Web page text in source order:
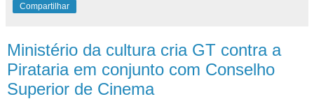
Compartilhar
Ministério da cultura cria GT contra a
Pirataria em conjunto com Conselho
Superior de Cinema